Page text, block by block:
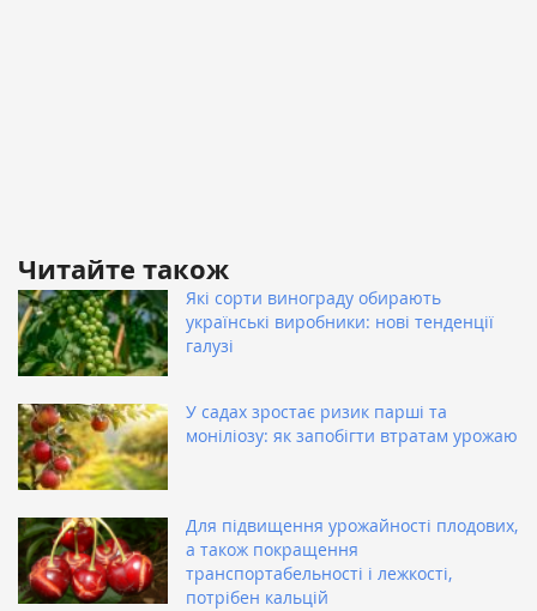
Читайте також
Які сорти винограду обирають
українські виробники: нові тенденції
галузі
У садах зростає ризик парші та
моніліозу: як запобігти втратам урожаю
Для підвищення урожайності плодових,
а також покращення
транспортабельності і лежкості,
потрібен кальцій